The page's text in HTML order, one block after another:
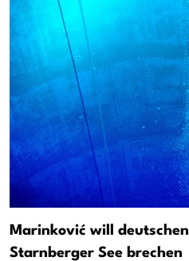
Marinković will
Starnberger See brechen